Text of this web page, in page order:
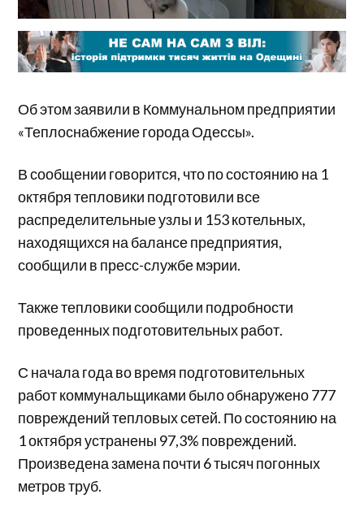
Об этом заявили в Коммунальном предприятии
«Теплоснабжение города Одессы».
В сообщении говорится, что по состоянию на 1
октября тепловики подготовили все
распределительные узлы и 153 котельных,
находящихся на балансе предприятия,
сообщили в пресс-службе мэрии.
Также тепловики сообщили подробности
проведенных подготовительных работ.
С начала года во время подготовительных
работ коммунальщиками было обнаружено 777
повреждений тепловых сетей. По состоянию на
1 октября устранены 97,3% повреждений.
Произведена замена почти 6 тысяч погонных
метров труб.